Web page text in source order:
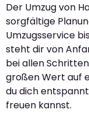
Der Umzug von
sorgfältige
Umzugsservice
steht dir von
bei allen
großen Wert auf
du dich
freuen kannst.